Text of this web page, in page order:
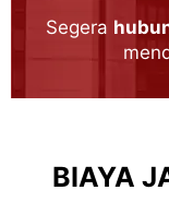
Segera
BIAYA